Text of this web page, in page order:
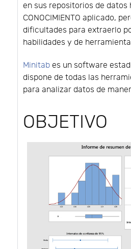
en sus repositorios de datos
CONOCIMIENTO aplicado,
dificultades para extraerlo
habilidades y de
Minitab es un software
dispone de todas las
para analizar datos de
OBJETIVO